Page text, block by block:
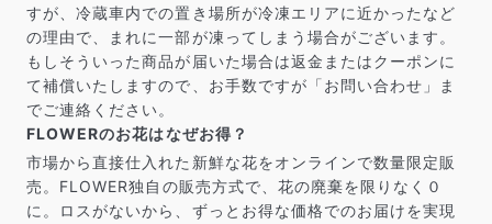
お花をベストなタイミングで発送しているため、お届け日の
指定はできません。受け取り時間帯は、発送後にクロネコヤ
マトのアプリから変更可能です。
Q. 注文後にキャンセルできますか？
ご注文後一定時間内であればキャンセル可能です。
すが、冷蔵車内での置き場所が冷凍エリアに近かったなど
の理由で、まれに一部が凍ってしまう場合がございます。
もしそういった商品が届いた場合は返金またはクーポンに
て補償いたしますので、お手数ですが「お問い合わせ」ま
でご連絡ください。
FLOWERのお花はなぜお得？
市場から直接仕入れた新鮮な花をオンラインで数量限定販
売。FLOWER独自の販売方式で、花の廃棄を限りなく０
に。ロスがないから、ずっとお得な価格でのお届けを実現